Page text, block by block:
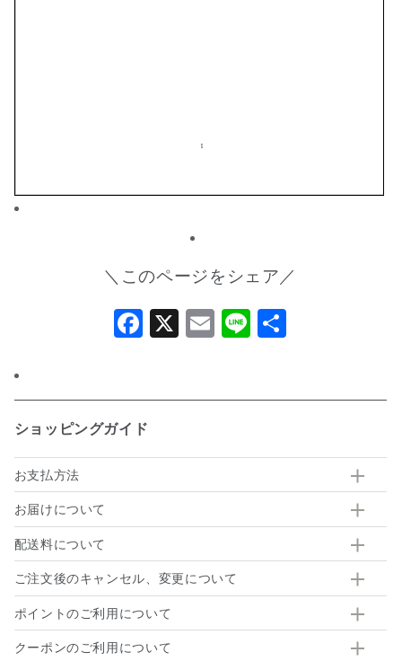
＼このページをシェア／
Facebook
X Email
Line
ショッピングガイド
お支払方法
お届けについて
配送料について
ご注文後のキャンセル、変更について
ポイントのご利用について
クーポンのご利用について